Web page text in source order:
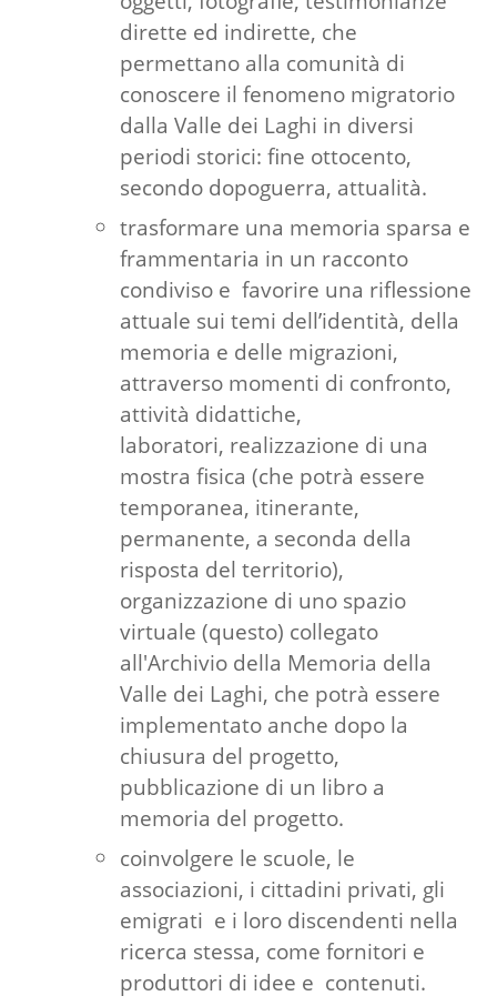
dirette ed indirette, che
permettano alla comunità di
conoscere il fenomeno migratorio
dalla Valle dei Laghi in diversi
periodi storici: fine ottocento,
secondo dopoguerra, attualità.
trasformare una memoria sparsa e
frammentaria in un racconto
condiviso e favorire una riflessione
attuale sui temi dell’identità, della
memoria e delle migrazioni,
attraverso momenti di confronto,
attività didattiche,
laboratori, realizzazione di una
mostra fisica (che potrà essere
temporanea, itinerante,
permanente, a seconda della
risposta del territorio),
organizzazione di uno spazio
virtuale (questo) collegato
all'Archivio della Memoria della
Valle dei Laghi, che potrà essere
implementato anche dopo la
chiusura del progetto,
pubblicazione di un libro a
memoria del progetto.
coinvolgere le scuole, le
associazioni, i cittadini privati, gli
emigrati e i loro discendenti nella
ricerca stessa, come fornitori e
produttori di idee e contenuti.